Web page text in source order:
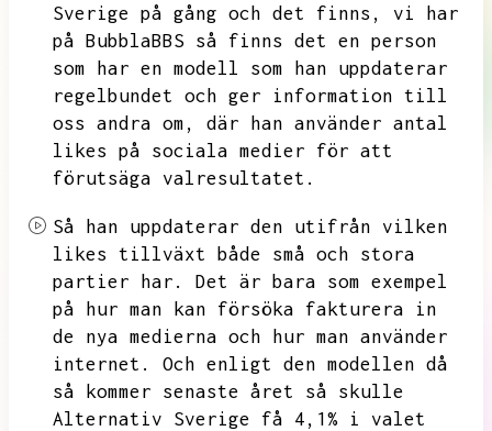
Sverige på gång och det finns,
vi har
på BubblaBBS så finns det en person
som har en modell som han uppdaterar
regelbundet och ger information till
oss andra om,
där han använder antal
likes på sociala medier för att
förutsäga valresultatet.
Så han uppdaterar den utifrån vilken
likes tillväxt både små och stora
partier har.
Det är bara som exempel
på hur man kan försöka fakturera in
de nya medierna och hur man använder
internet.
Och enligt den modellen då
så kommer senaste året så skulle
Alternativ Sverige få 4,1% i valet